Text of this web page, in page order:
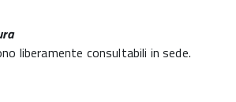
liberamente consultabili in sede.